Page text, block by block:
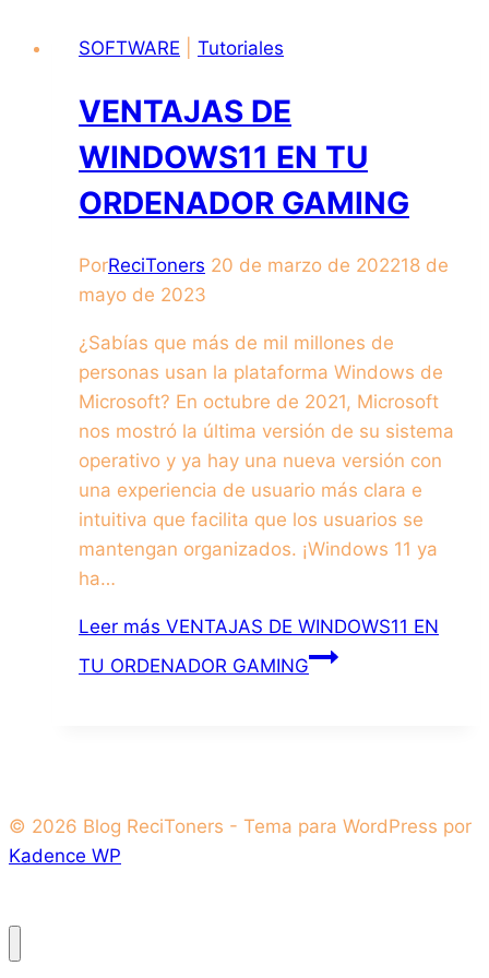
SOFTWARE Tutoriales
VENTAJAS DE
WINDOWS11 EN TU
ORDENADOR GAMING
PorReciToners 20 de marzo de 202218 de
mayo de 2023
¿Sabías que más de mil millones de
personas usan la plataforma Windows de
Microsoft? En octubre de 2021, Microsoft
nos mostró la última versión de su sistema
operativo y ya hay una nueva versión con
una experiencia de usuario más clara e
intuitiva que facilita que los usuarios se
mantengan organizados. ¡Windows 11 ya
ha…
Leer más VENTAJAS DE WINDOWS11 EN
TU ORDENADOR GAMING
© 2026 Blog ReciToners - Tema para WordPress por
Kadence WP